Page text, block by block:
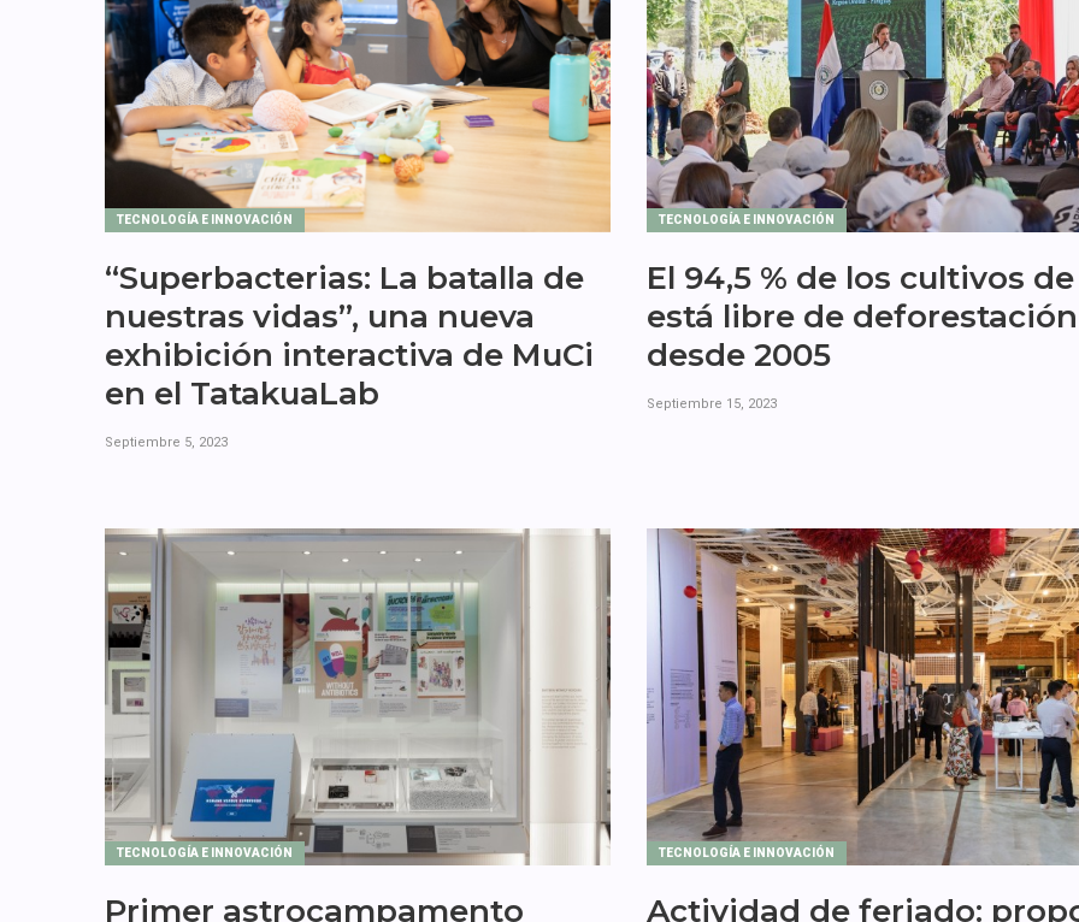
TECNOLOGÍA E INNOVACIÓN
“Superbacterias: La batalla de
nuestras vidas”, una nueva
exhibición interactiva de MuCi
en el TatakuaLab
Septiembre 5, 2023
TECNOLOGÍA E INNOVACIÓN
El 94,5 % de los cultivos
está libre de deforestación
desde 2005
Septiembre 15, 2023
TECNOLOGÍA E INNOVACIÓN
Primer astrocampamento
TECNOLOGÍA E INNOVACIÓN
Actividad de feriado: